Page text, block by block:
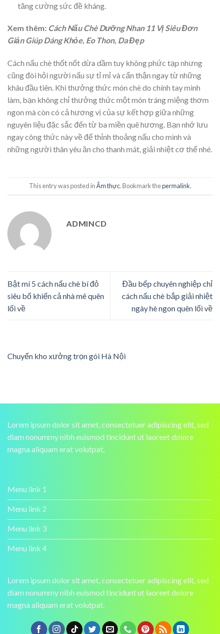
tăng cường sức đề kháng.
​Xem thêm: Cách Nấu Chè Dưỡng Nhan 11 Vị Siêu Đơn
Giản Giúp Dáng Khỏe, Eo Thon, Da Đẹp
Cách nấu chè thốt nốt dừa dầm tuy không phức tạp nhưng
cũng đòi hỏi người nấu sự tỉ mỉ và cẩn thận ngay từ những
khâu đầu tiên. Khi thưởng thức món chè do chính tay mình
làm, bạn không chỉ thưởng thức một món tráng miệng thơm
ngon mà còn có cả hương vị của sự kết hợp giữa những
nguyên liệu đặc sắc đến từ ba miền quê hương. Bạn nhớ lưu
ngay công thức này về để thỉnh thoảng nấu cho mình và
những người thân yêu ăn cho thanh mát, giải nhiệt cơ thể nhé.
This entry was posted inẨm thực. Bookmark thepermalink.
ADMINCD
Bật mí 5 cách nấu chè bí đỏ
siêu bổ khiến cả nhà mê quên
lối về
Đầu bếp chuyên nghiệp chỉ
cách nấu chè bắp giải nhiệt
ngày hè ngon quên lối về
Chuyển kho xưởng trọn gói Hà Nội
Lorem ipsum dolor sit amet, consectetuer adipiscing elit, sed
diam nonummy nibh euismod tincidunt ut laoreet dolore
magna aliquam erat volutpat.
Menu link 1
Menu link 2
Menu link 3
Menu link 4
Lorem ipsum dolor sit amet, consectetuer adipiscing elit, sed
diam nonummy nibh euismod tincidunt ut laoreet dolore
magna aliquam erat volutpat.